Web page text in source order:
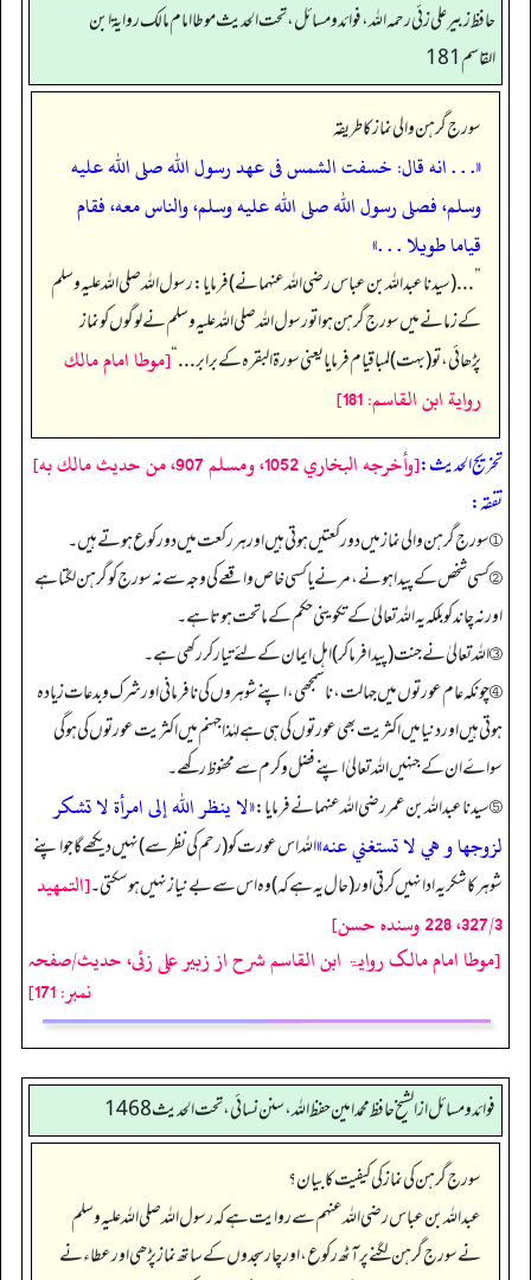
حافظ زبير على زئي رحمه الله، فوائد و مسائل، تحت الحديث موطا امام مالك رواية ابن
القاسم 181
سورج گرہن والی نماز کا طریقہ
«. . . انه قال: خسفت الشمس فى عهد رسول الله صلى الله عليه
وسلم، فصلى رسول الله صلى الله عليه وسلم، والناس معه، فقام
قياما طويلا . . .»
”. . . (سیدنا عبداللہ بن عباس رضی اللہ عنہما نے) فرمایا: رسول اللہ صلی اللہ علیہ وسلم
کے زمانے میں سورج گرہن ہوا تو رسول اللہ صلی اللہ علیہ وسلم نے لوگوں کو نماز
پڑھائی، تو (بہت) لمبا قیام فرمایا یعنی سورة البقرہ کے برابر. . .“[موطا امام مالك
رواية ابن القاسم: 181]
تخریج الحدیث:[وأخرجه البخاري 1052، ومسلم 907، من حديث مالك به]
تفقہ:
① سورج گرہن والی نماز میں دو رکعتیں ہوتی ہیں اور ہر رکعت میں دو رکوع ہوتے ہیں۔
② کسی شخص کے پیدا ہونے، مرنے یا کسی خاص واقعے کی وجہ سے نہ سورج کو گرہن لگتا ہے
اور نہ چاند کو بلکہ یہ اللہ تعالیٰ کے تکوینی حکم کے ما تحت ہوتا ہے۔
③ اللہ تعالیٰ نے جنت (پیدا فرما کر) اہل ایمان کے لئے تیار کر رکھی ہے۔
④ چونکہ عام عورتوں میں جہالت، ناسمجھی، اپنے شوہروں کی نافرمانی اور شرک و بدعات زیادہ
ہوتی ہیں اور دنیا میں اکثریت بھی عورتوں کی ہی ہے لہٰذا جہنم میں اکثریت عورتوں کی ہوگی
سواۓ ان کے جنہیں الله تعالیٰ اپنے فضل و کرم سے محفوظ رکھے۔
⑤ سیدنا عبد اللہ بن عمر رضی اللہ عنہما نے فرمایا:«لا ينظر الله إلى امرأة لا تشكر
لزوجها و هي لا تستغني عنه»اللہ اس عورت کو (رحم کی نظر سے) نہیں دیکھے گا جو اپنے
شوہر کا شکریہ ادا نہیں کرتی اور (حال یہ ہے کہ) وہ اس سے بے نیاز نہیں ہو سکتی۔[التمهيد
327/3، 228 وسنده حسن]
[موطا امام مالک روایۃ ابن القاسم شرح از زبیر علی زئی، حدیث/صفحہ
نمبر: 171]
فوائد ومسائل از الشيخ حافظ محمد امين حفظ الله، سنن نسائي، تحت الحديث 1468
سورج گرہن کی نماز کی کیفیت کا بیان؟
عبداللہ بن عباس رضی اللہ عنہم سے روایت ہے کہ رسول اللہ صلی اللہ علیہ وسلم
نے سورج گرہن لگنے پر آٹھ رکوع، اور چار سجدوں کے ساتھ نماز پڑھی اور عطاء نے